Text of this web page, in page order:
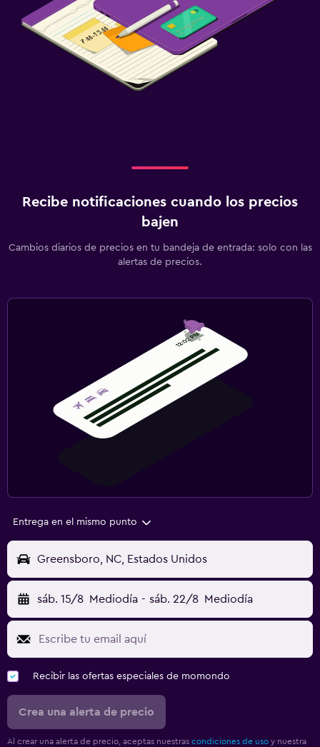
Recibe notificaciones cuando los precios
bajen
Cambios diarios de precios en tu bandeja de entrada: solo con las
alertas de precios.
Entrega en el mismo punto
Greensboro, NC, Estados Unidos
sáb. 15/8 Mediodía - sáb. 22/8 Mediodía
Recibir las ofertas especiales de momondo
Crea una alerta de precio
Al crear una alerta de precio, aceptas nuestras condiciones de uso y nuestra